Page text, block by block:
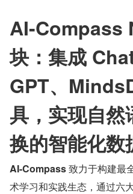
AI-Compass
块：集成
GPT、
具，实现自
换的智能化数
AI-Compass 致力于构建最
术学习和实践生态，通过六